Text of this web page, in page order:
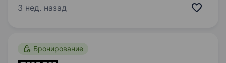
виробником високоякісного сортового
3 нед. назад
Бронирование